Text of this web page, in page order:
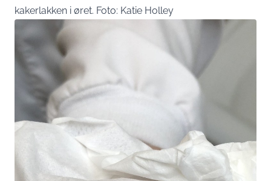
kakerlakken i øret. Foto: Katie Holley